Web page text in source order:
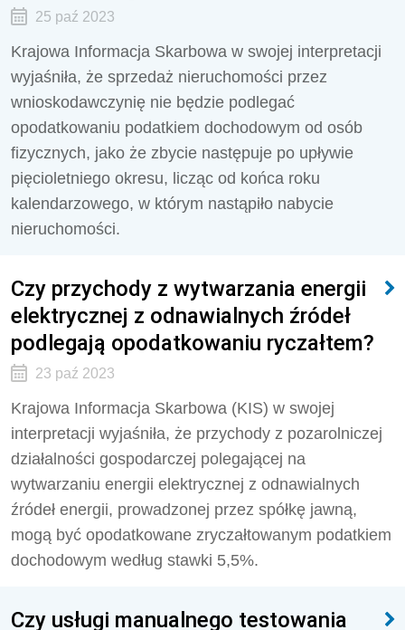
25 paź 2023
Krajowa Informacja Skarbowa w swojej interpretacji
wyjaśniła, że sprzedaż nieruchomości przez
wnioskodawczynię nie będzie podlegać
opodatkowaniu podatkiem dochodowym od osób
fizycznych, jako że zbycie następuje po upływie
pięcioletniego okresu, licząc od końca roku
kalendarzowego, w którym nastąpiło nabycie
nieruchomości.
Czy przychody z wytwarzania energii
elektrycznej z odnawialnych źródeł
podlegają opodatkowaniu ryczałtem?
23 paź 2023
Krajowa Informacja Skarbowa (KIS) w swojej
interpretacji wyjaśniła, że przychody z pozarolniczej
działalności gospodarczej polegającej na
wytwarzaniu energii elektrycznej z odnawialnych
źródeł energii, prowadzonej przez spółkę jawną,
mogą być opodatkowane zryczałtowanym podatkiem
dochodowym według stawki 5,5%.
Czy usługi manualnego testowania